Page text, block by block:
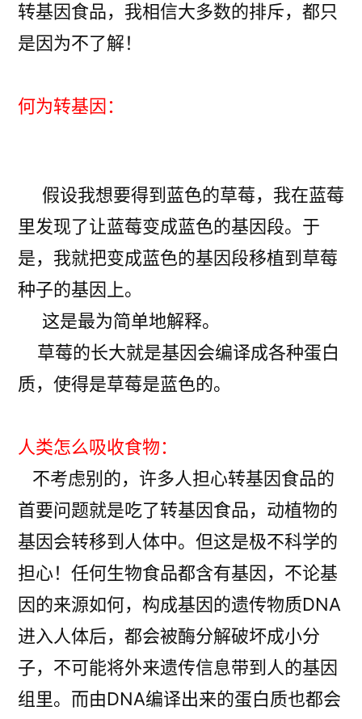
转基因食品，我相信大多数的排斥，都只
是因为不了解！
何为转基因：
假设我想要得到蓝色的草莓，我在蓝莓
里发现了让蓝莓变成蓝色的基因段。于
是，我就把变成蓝色的基因段移植到草莓
种子的基因上。
这是最为简单地解释。
草莓的长大就是基因会编译成各种蛋白
质，使得是草莓是蓝色的。
人类怎么吸收食物：
不考虑别的，许多人担心转基因食品的
首要问题就是吃了转基因食品，动植物的
基因会转移到人体中。但这是极不科学的
担心！任何生物食品都含有基因，不论基
因的来源如何，构成基因的遗传物质DNA
进入人体后，都会被酶分解破坏成小分
子，不可能将外来遗传信息带到人的基因
组里。而由DNA编译出来的蛋白质也都会